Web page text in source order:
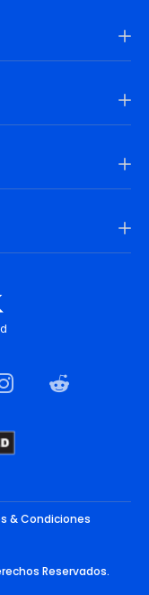
& Condiciones
Reservados.